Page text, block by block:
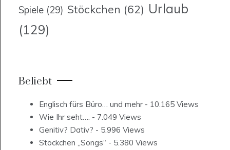
Spiele (29) Stöckchen (62) Urlaub
(129)
Beliebt
Englisch fürs Büro… und mehr - 10.165 Views
Wie Ihr seht…. - 7.049 Views
Genitiv? Dativ? - 5.996 Views
Stöckchen „Songs“ - 5.380 Views